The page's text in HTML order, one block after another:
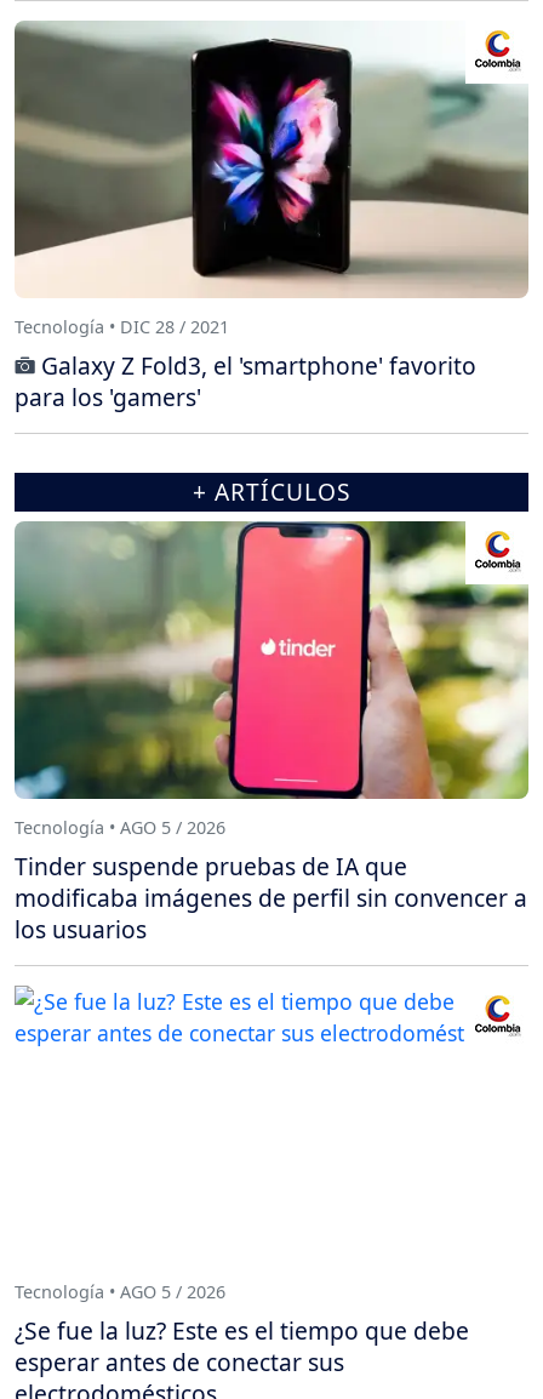
Tecnología • DIC 28 / 2021
Galaxy Z Fold3, el 'smartphone' favorito
para los 'gamers'
+ ARTÍCULOS
Tecnología • AGO 5 / 2026
Tinder suspende pruebas de IA que
modificaba imágenes de perfil sin convencer a
los usuarios
Tecnología • AGO 5 / 2026
¿Se fue la luz? Este es el tiempo que debe
esperar antes de conectar sus